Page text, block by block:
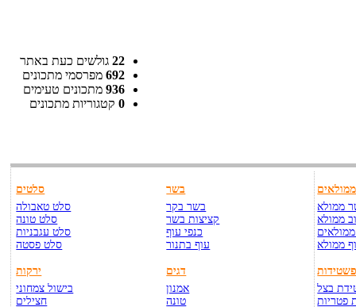
22 גולשים כעת באתר
692 מפרסמי מתכונים
936 מתכונים טעימים
0 קטגוריות מתכונים
סלטים
סלט טאבולה
סלט טונה
סלט עגבניות
סלט פסטה
ירקות
בישול צמחוני
חצילים
בשר
בשר בקר
קציצות בשר
כנפי עוף
עוף בתנור
דגים
אמנון
טונה
ממולאים
ממולא
ממולא
ממולא
בצל
פטריות